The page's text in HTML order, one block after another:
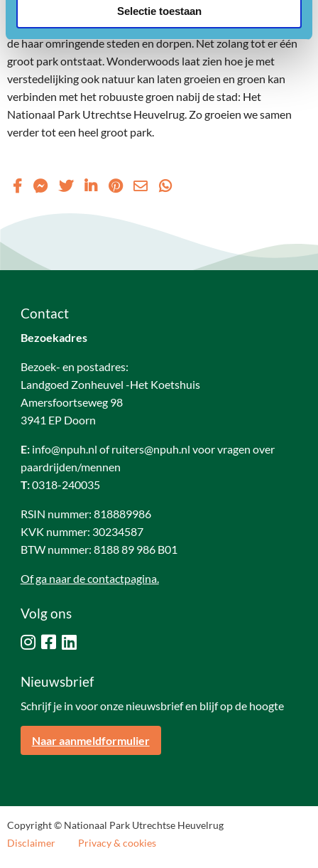
Selectie toestaan
steeds meer behoefte aan groen, dichtbij huis en verder weg.
Nationaal Park Utrechtse Heuvelrug ziet graag meer natuur in
de haar omringende steden en dorpen. Net zolang tot er één
groot park ontstaat. Wonderwoods laat zien hoe je met
verstedelijking ook natuur kan laten groeien en groen kan
verbinden met het robuuste groen nabij de stad: Het
Nationaal Park Utrechtse Heuvelrug. Zo groeien we samen
verder tot een heel groot park.
Contact
Bezoekadres
Bezoek- en postadres:
Landgoed Zonheuvel -Het Koetshuis
Amersfoortseweg 98
3941 EP Doorn
E:info@npuh.nl of ruiters@npuh.nl voor vragen over
paardrijden/mennen
T:0318-240035
RSIN nummer: 818889986
KVK nummer: 30234587
BTW nummer: 8188 89 986 B01
Of ga naar de contactpagina.
Volg ons
Nieuwsbrief
Schrijf je in voor onze nieuwsbrief en blijf op de hoogte
Naar aanmeldformulier
Copyright © Nationaal Park Utrechtse Heuvelrug
Disclaimer
Privacy & cookies